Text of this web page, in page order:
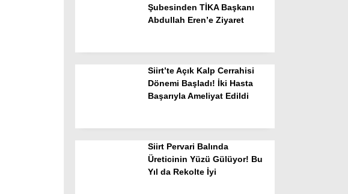
Şubesinden TİKA Başkanı
Abdullah Eren’e Ziyaret
Siirt’te Açık Kalp Cerrahisi
Dönemi Başladı! İki Hasta
Başarıyla Ameliyat Edildi
Siirt Pervari Balında
Üreticinin Yüzü Gülüyor! Bu
Yıl da Rekolte İyi